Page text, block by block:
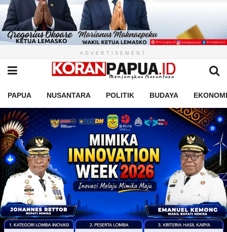
ADVERTISEMENT
PAPUA NUSANTARA POLITIK BUDAYA EKONOMI